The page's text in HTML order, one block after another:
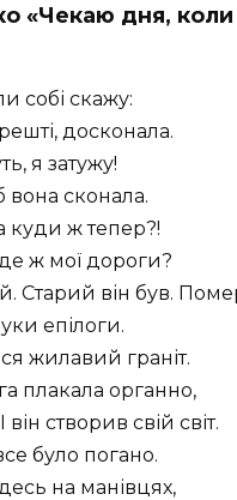
«Чекаю дня, коли
собі скажу:
досконала.
я затужу!
вона сконала.
куди ж тепер?!
ж мої дороги?
Старий він був.
епілоги.
жилавий граніт.
плакала органно,
створив свій світ.
було погано.
на манівцях,